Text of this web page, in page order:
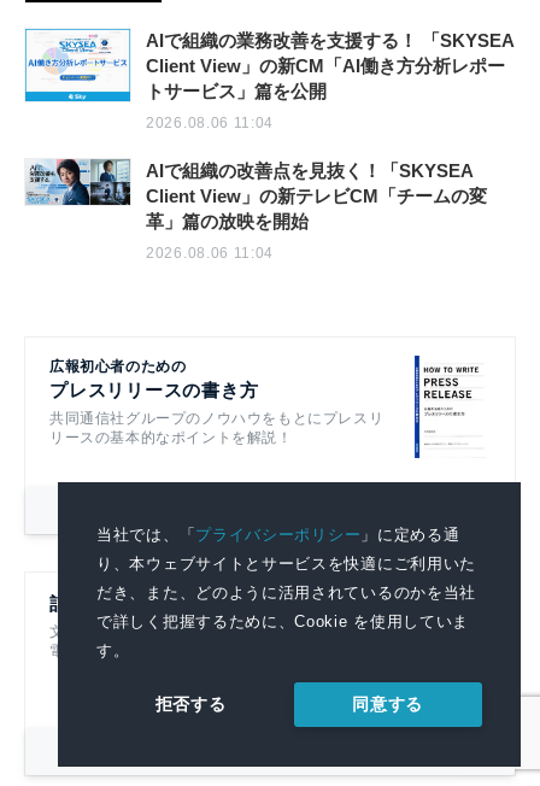
当社では、「プライバシーポリシー 」に定める通
り、本ウェブサイトとサービスを快適にご利用いた
だき、また、どのように活用されているのかを当社
で詳しく把握するために、Cookie を使用していま
す。
拒否する 同意する
AIで組織の業務改善を支援する！ 「SKYSEA
Client View」の新CM「AI働き方分析レポー
トサービス」篇を公開
2026.08.06 11:04
AIで組織の改善点を見抜く！「SKYSEA
Client View」の新テレビCM「チームの変
革」篇の放映を開始
2026.08.06 11:04
広報初心者のための
プレスリリースの書き方
共同通信社グループのノウハウをもとにプレスリ
リースの基本的なポイントを解説！
記者ハンドブック第14版
文書を書くすべての人におすすめです！
電子書籍も発売中！